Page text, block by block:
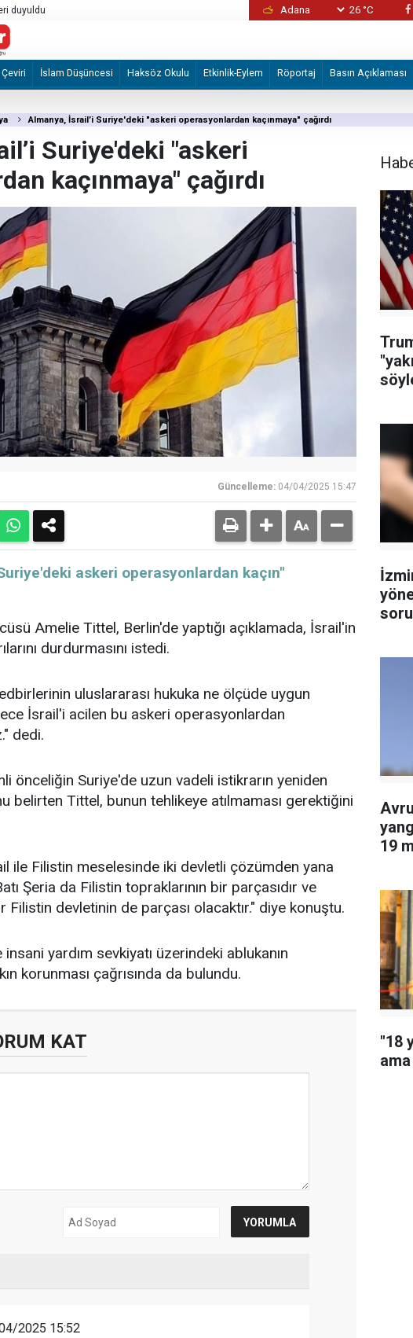
duyuldu
İzmir Büyükşehir Belediyesine yönelik
26 °C
Çeviri İslam Düşüncesi Haksöz Okulu Etkinlik-Eylem Röportaj Basın Açıklaması
Almanya, İsrail’i Suriye'deki "askeri operasyonlardan kaçınmaya" çağırdı
Suriye'deki "askeri
kaçınmaya" çağırdı
Güncelleme: 04/04/2025 15:47
askeri operasyonlardan kaçın"
Amelie Tittel, Berlin'de yaptığı açıklamada, İsrail'in
durdurmasını istedi.
uluslararası hukuka ne ölçüde uygun
İsrail'i acilen bu askeri operasyonlardan
dedi.
önceliğin Suriye'de uzun vadeli istikrarın yeniden
belirten Tittel, bunun tehlikeye atılmaması gerektiğini
ile Filistin meselesinde iki devletli çözümden yana
Şeria da Filistin topraklarının bir parçasıdır ve
Filistin devletinin de parçası olacaktır." diye konuştu.
yardım sevkiyatı üzerindeki ablukanın
korunması çağrısında da bulundu.
KAT
2025 15:52
19
"18